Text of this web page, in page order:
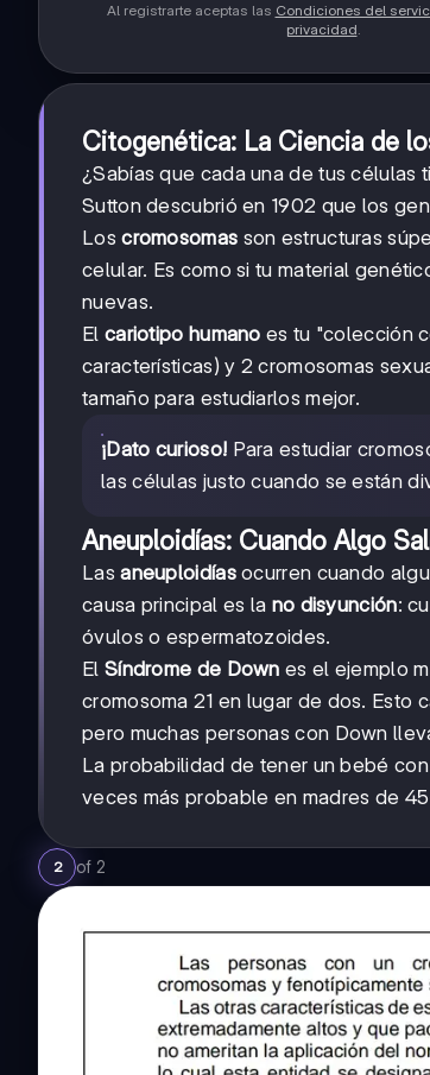
Al registrarte aceptas las Condiciones del
privacidad.
Citogenética: La Ciencia de
¿Sabías que cada una de tus células
Sutton descubrió en 1902 que los
Loscromosomas son estructuras
celular. Es como si tu material
nuevas.
El cariotipo humano es tu "colección
características) y 2 cromosomas
tamaño para estudiarlos mejor.
¡Dato curioso! Para estudiar
las células justo cuando se están
Aneuploidías: Cuando Algo
Lasaneuploidíasocurren cuando
causa principal es la no disyunción:
óvulos o espermatozoides.
El Síndrome de Down es el ejemplo
cromosoma 21 en lugar de dos. Esto
pero muchas personas con Down
La probabilidad de tener un bebé
veces más probable en madres de
2 of 2